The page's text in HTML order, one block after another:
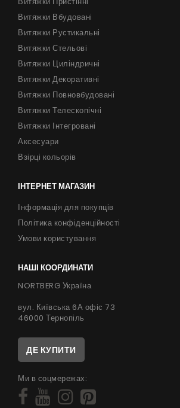
Витяжки Вбудовані
Витяжки Рустикальні
Витяжки Стельові
Витяжки Циліндричні
Витяжки Декоративні
Витяжки Повновбудовані
Витяжки Телескопічні
Витяжки Інтегровані
Аксесуари
Взірці кольорів
ІНТЕРНЕТ МАГАЗИН
Інформація для покупців
Політика конфіденційності
Умови користування
НАШІ КООРДИНАТИ
NORTBERG Україна
вул. Київська 6А офіс 73
46000 Тернопіль
ДЕ КУПИТИ
Ми в соцмережах: